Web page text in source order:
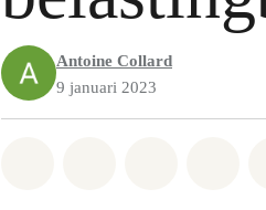
Antoine Collard
9 januari 2023